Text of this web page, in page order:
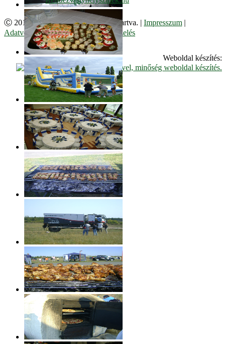
Ⓒ 2017. Juzso Bt. Minden jog fenntartva. | Impresszum |
Adatvédelmi Szabályzat|Cookie kezelés
Weboldal készítés: